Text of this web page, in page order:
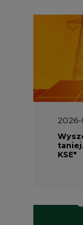
KSE"